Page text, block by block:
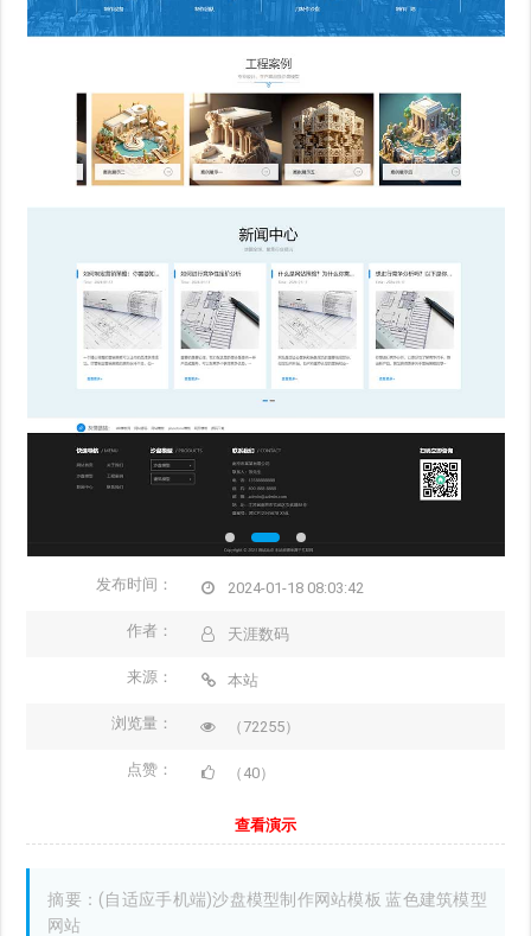
发布时间： 2024-01-18 08:03:42
作者： 天涯数码
来源： 本站
浏览量： （72255）
点赞： （40）
查看演示
摘要：(自适应手机端)沙盘模型制作网站模板 蓝色建筑模型
网站